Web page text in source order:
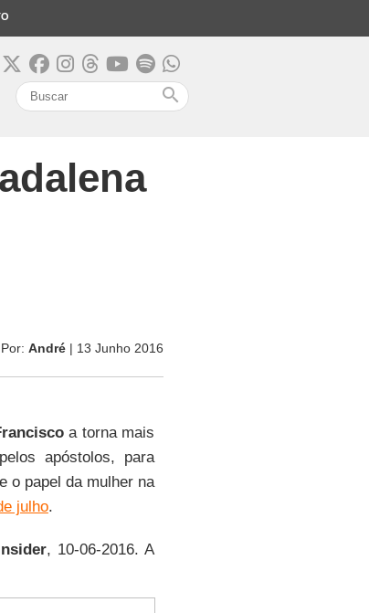
search
Por: André| 13 Junho 2016
a torna mais
apóstolos, para
o papel da mulher na
julho.
, 10-06-2016. A